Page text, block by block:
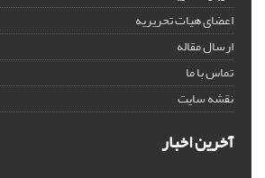
اعضای هیات تحریریه
ارسال مقاله
تماس با ما
نقشه سایت
آخرین اخبار